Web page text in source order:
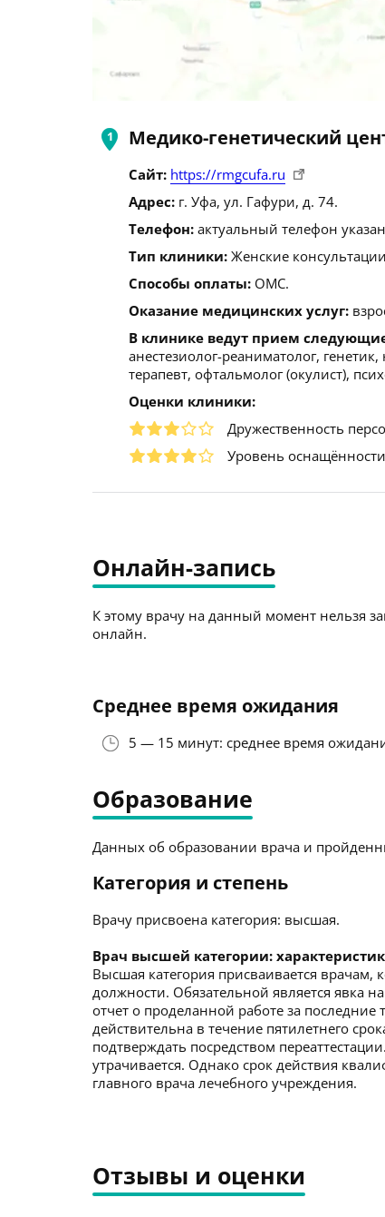
Медико-генетический
Сайт: https://rmgcufa.ru
Адрес: г. Уфа, ул. Гафури, д. 74.
Телефон: актуальный телефон
Тип клиники: Женские
Способы оплаты: ОМС.
Оказание медицинских услуг:
В клинике ведут прием
анестезиолог-реаниматолог,
терапевт, офтальмолог (окулист),
Оценки клиники:
Дружественность
Уровень оснащённости
Онлайн-запись
К этому врачу на данный момент нельзя
онлайн.
Среднее время ожидания
5 — 15 минут: среднее время
Образование
Данных об образовании врача и
Категория и степень
Врачу присвоена категория: высшая.
Врач высшей категории:
Высшая категория присваивается врачам,
должности. Обязательной является явка
отчет о проделанной работе за последние
действительна в течение пятилетнего
подтверждать посредством
утрачивается. Однако срок действия
главного врача лечебного учреждения.
Отзывы и оценки